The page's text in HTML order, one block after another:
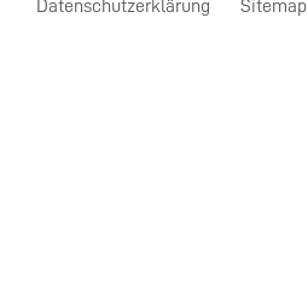
Datenschutzerklärung Sitemap